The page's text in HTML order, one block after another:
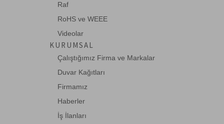
Raf
RoHS ve WEEE
Videolar
KURUMSAL
Çalıştığımız Firma ve Markalar
Duvar Kağıtları
Firmamız
Haberler
İş İlanları